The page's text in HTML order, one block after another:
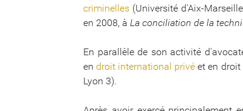
criminelles (Université d'Aix-
en 2008, à La conciliation de la
En parallèle de son activité
endroit international privé et en
Lyon 3).